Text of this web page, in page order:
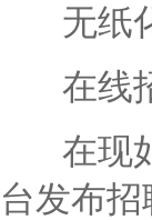
无纸化
在线招
在现如
台发布